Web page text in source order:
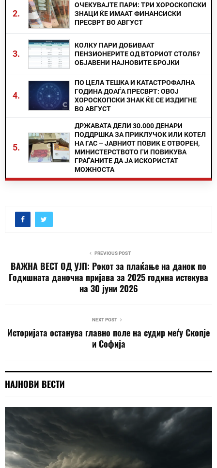
2.
ОЧЕКУВАЈТЕ ПАРИ: ТРИ ХОРОСКОПСКИ
ЗНАЦИ ЌЕ ИМААТ ФИНАНСИСКИ
ПРЕСВРТ ВО АВГУСТ
3.
КОЛКУ ПАРИ ДОБИВААТ
ПЕНЗИОНЕРИТЕ ОД ВТОРИОТ СТОЛБ?
ОБЈАВЕНИ НАЈНОВИТЕ БРОЈКИ
4.
ПО ЦЕЛА ТЕШКА И КАТАСТРОФАЛНА
ГОДИНА ДОАЃА ПРЕСВРТ: ОВОЈ
ХОРОСКОПСКИ ЗНАК ЌЕ СЕ ИЗДИГНЕ
ВО АВГУСТ
5.
ДРЖАВАТА ДЕЛИ 30.000 ДЕНАРИ
ПОДДРШКА ЗА ПРИКЛУЧОК ИЛИ КОТЕЛ
НА ГАС – ЈАВНИОТ ПОВИК Е ОТВОРЕН,
МИНИСТЕРСТВОТО ГИ ПОВИКУВА
ГРАЃАНИТЕ ДА ЈА ИСКОРИСТАТ
МОЖНОСТА
PREVIOUS POST
ВАЖНА ВЕСТ ОД УЈП: Рокот за плаќање на данок по
Годишната даночна пријава за 2025 година истекува
на 30 јуни 2026
NEXT POST
Историјата останува главно поле на судир меѓу Скопје
и Софија
НАЈНОВИ ВЕСТИ